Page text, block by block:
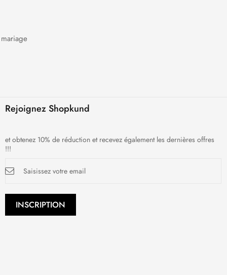
Rejoignez Shopkund
et obtenez 10% de réduction et recevez également les dernières offres
!!!
à
:
INSCRIPTION